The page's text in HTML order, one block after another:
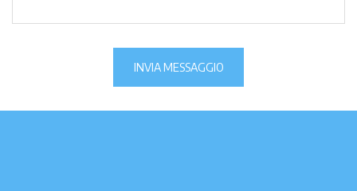
INVIA MESSAGGIO